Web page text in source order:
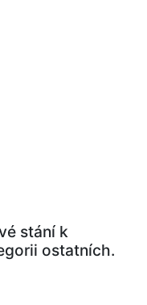
stání k
ostatních.